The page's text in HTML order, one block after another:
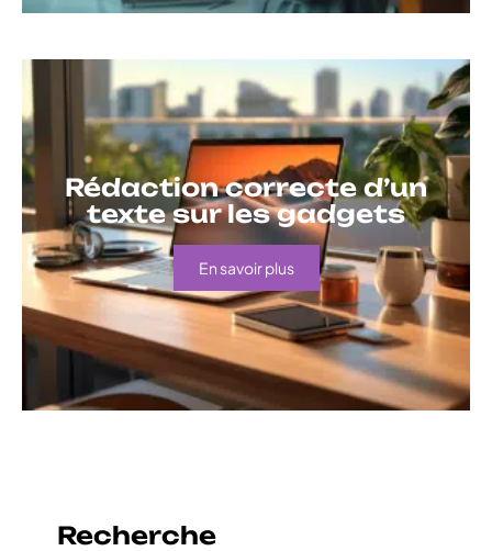
Rédaction correcte d’un
texte sur les gadgets
En savoir plus
Recherche